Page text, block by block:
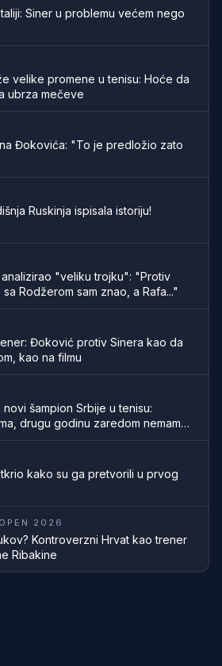
Siner u problemu većem nego
velike promene u tenisu: Hoće da
ubrza mečeve
Đokovića: "To je predložio zato
Ruskinja ispisala istoriju!
"veliku trojku": "Protiv
Rodžerom sam znao, a Rafa..."
Đoković protiv Sinera kao da
kao na filmu
šampion Srbije u tenisu:
drugu godinu zaredom nemamo
kako su ga pretvorili u prvog
2026
Kontroverzni Hrvat kao trener
Ribakine